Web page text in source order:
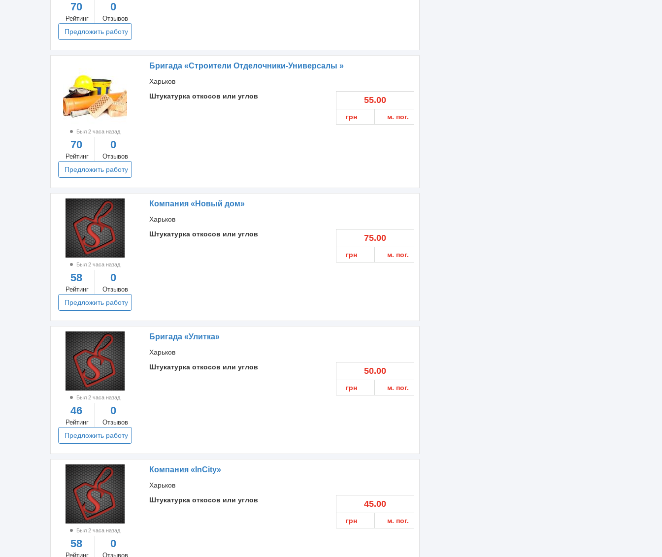
70
Рейтинг
0
Отзывов
Предложить работу
Был 2 часа назад
70
Рейтинг
0
Отзывов
Предложить работу
Бригада «Строители Отделочники-Универсалы »
Харьков
Штукатурка откосов или углов
55.00
грн м. пог.
Был 2 часа назад
58
Рейтинг
0
Отзывов
Предложить работу
Компания «Новый дом»
Харьков
Штукатурка откосов или углов
75.00
грн м. пог.
Был 2 часа назад
46
Рейтинг
0
Отзывов
Предложить работу
Бригада «Улитка»
Харьков
Штукатурка откосов или углов
50.00
грн м. пог.
Был 2 часа назад
58
Рейтинг
0
Отзывов
Компания «InCity»
Харьков
Штукатурка откосов или углов
45.00
грн м. пог.